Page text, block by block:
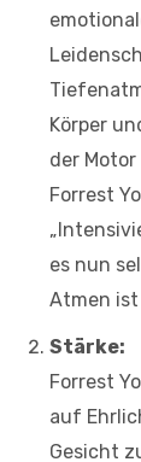
Körper
der
Forrest
es nun
Atmen
Stärke:
Forrest
auf
Gesicht